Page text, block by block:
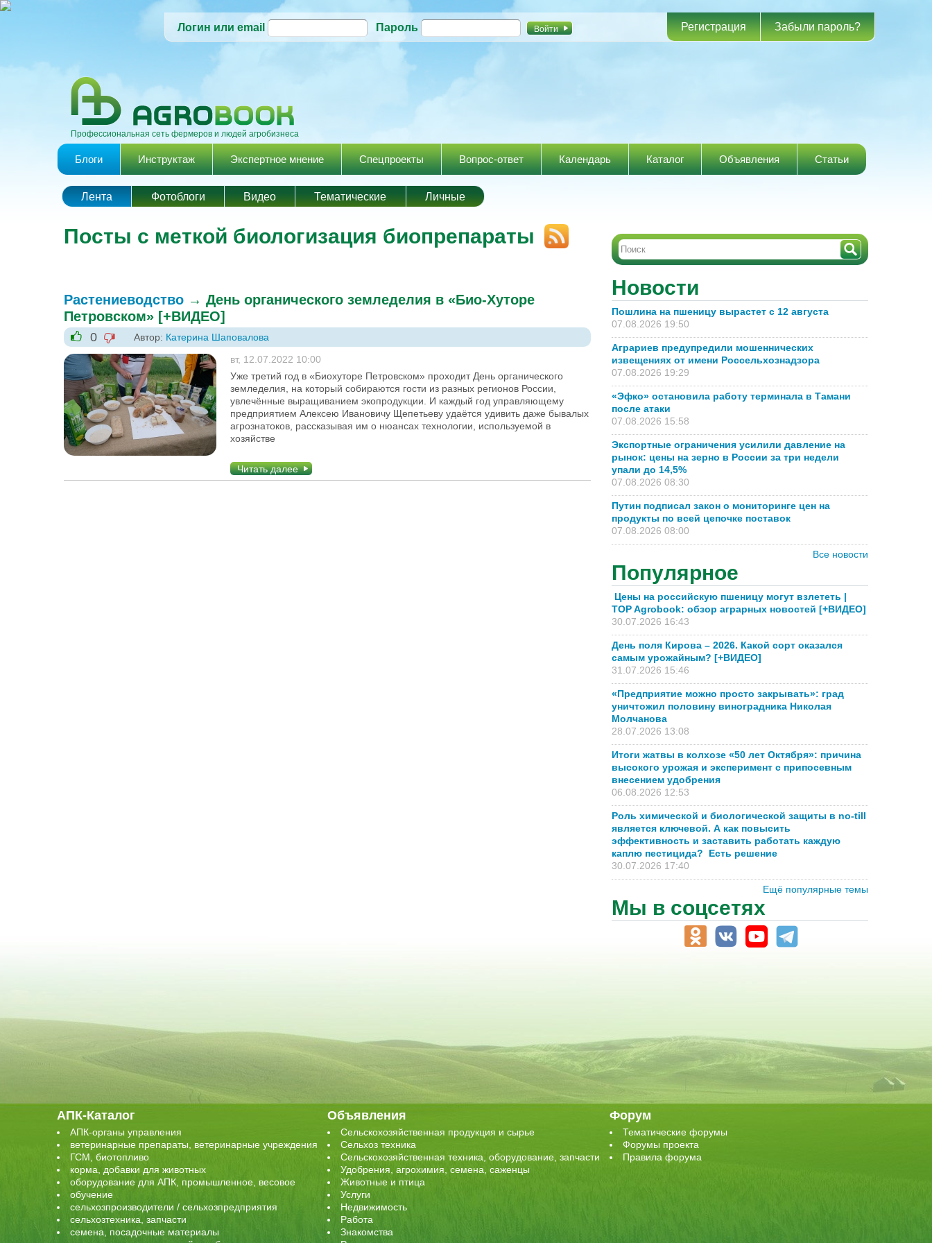
Перейти к
содержанию
Логин или email Пароль Регистрация Забыли пароль?
Профессиональная сеть фермеров и людей агробизнеса
Главное меню
Блоги Инструктаж Экспертное мнение Спецпроекты Вопрос-ответ Календарь Каталог Объявления Статьи
Лента Фотоблоги Видео Тематические Личные
Посты с меткой биологизация биопрепараты
Растениеводство → День органического земледелия в «Био-Хуторе
Петровском» [+ВИДЕО]
+1
0
-1
Автор: Катерина Шаповалова
вт, 12.07.2022 10:00
Уже третий год в «Биохуторе Петровском» проходит День органического
земледелия, на который собираются гости из разных регионов России,
увлечённые выращиванием экопродукции. И каждый год управляющему
предприятием Алексею Ивановичу Щепетьеву удаётся удивить даже бывалых
агрознатоков, рассказывая им о нюансах технологии, используемой в
хозяйстве
Читать далее
Новости
Пошлина на пшеницу вырастет с 12 августа
07.08.2026 19:50
Аграриев предупредили мошеннических
извещениях от имени Россельхознадзора
07.08.2026 19:29
«Эфко» остановила работу терминала в Тамани
после атаки
07.08.2026 15:58
Экспортные ограничения усилили давление на
рынок: цены на зерно в России за три недели
упали до 14,5%
07.08.2026 08:30
Путин подписал закон о мониторинге цен на
продукты по всей цепочке поставок
07.08.2026 08:00
Все новости
Популярное
Цены на российскую пшеницу могут взлететь |
TOP Agrobook: обзор аграрных новостей [+ВИДЕО]
30.07.2026 16:43
День поля Кирова – 2026. Какой сорт оказался
самым урожайным? [+ВИДЕО]
31.07.2026 15:46
«Предприятие можно просто закрывать»: град
уничтожил половину виноградника Николая
Молчанова
28.07.2026 13:08
Итоги жатвы в колхозе «50 лет Октября»: причина
высокого урожая и эксперимент с припосевным
внесением удобрения
06.08.2026 12:53
Роль химической и биологической защиты в no-till
является ключевой. А как повысить
эффективность и заставить работать каждую
каплю пестицида? Есть решение
30.07.2026 17:40
Ещё популярные темы
Мы в соцсетях
АПК-Каталог
АПК-органы управления
ветеринарные препараты, ветеринарные учреждения
ГСМ, биотопливо
корма, добавки для животных
оборудование для АПК, промышленное, весовое
обучение
сельхозпроизводители / сельхозпредприятия
сельхозтехника, запчасти
семена, посадочные материалы
Объявления
Сельскохозяйственная продукция и сырье
Сельхоз техника
Сельскохозяйственная техника, оборудование, запчасти
Удобрения, агрохимия, семена, саженцы
Животные и птица
Услуги
Недвижимость
Работа
Знакомства
Форум
Тематические форумы
Форумы проекта
Правила форума